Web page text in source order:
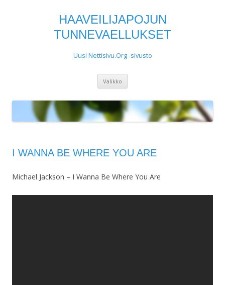
HAAVEILIJAPOJUN
TUNNEVAELLUKSET
Uusi Nettisivu.Org -sivusto
Valikko
I WANNA BE WHERE YOU ARE
Michael Jackson – I Wanna Be Where You Are